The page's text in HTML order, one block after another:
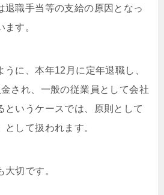
退職手当等の支給の原因となっ
す。
うに、本年12月に定年退職し、
され、一般の従業員として会社
というケースでは、原則として
として扱われます。
切です。